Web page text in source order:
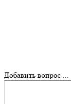
Добавить вопрос ...